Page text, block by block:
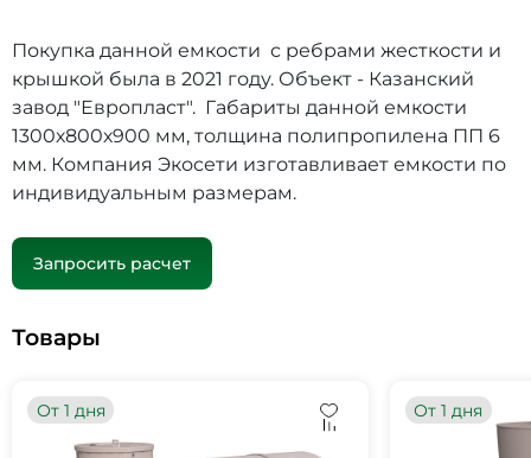
Покупка данной емкости с ребрами жесткости и
крышкой была в 2021 году. Объект - Казанский
завод "Европласт". Габариты данной емкости
1300х800х900 мм, толщина полипропилена ПП 6
мм. Компания Экосети изготавливает емкости по
индивидуальным размерам.
Запросить расчет
Товары
От 1 дня От 1 дня